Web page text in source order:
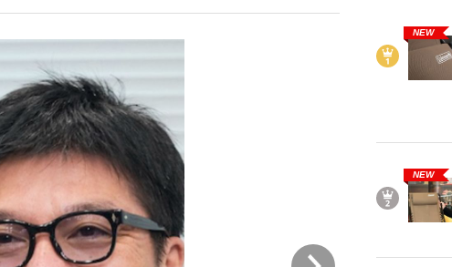
「敗因分析は一切聞かれなかった」侍ジャパン選手が証言し
もっと見る
NEW
NEW